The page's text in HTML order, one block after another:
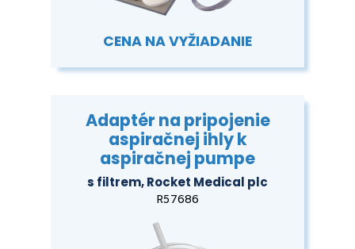
CENA NA VYŽIADANIE
Adaptér na pripojenie
aspiračnej ihly k
aspiračnej pumpe
s filtrem, Rocket Medical plc
R57686